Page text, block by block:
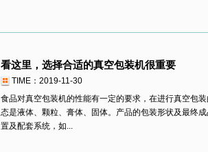
看这里，选择合适的真空包装机很重要
TIME：2019-11-30
食品对真空包装机的性能有一定的要求，在进行真空包
态是液体、颗粒、膏体、固体。产品的包装形状及最终
置及配套系统，如...